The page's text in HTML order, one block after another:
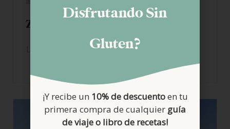
Zahara de los Atunes sin gluten
LEER MÁS
Disfrutando Sin
Gluten?
¡Y recibe un 10% de descuentoen tu
primera compra de cualquier guía
de viaje o libro de recetas!